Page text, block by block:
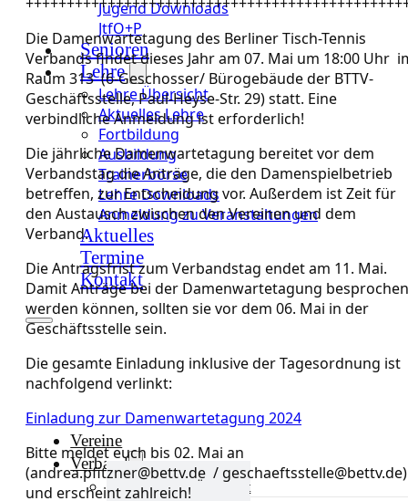
Jugend Downloads
JtfO+P
Senioren
Lehre
Lehre Übersicht
Aktuelles Lehre
Fortbildung
Ausbildung
Trainerbörse
Lehre Downloads
Anmeldung zu Veranstaltungen
Aktuelles
Termine
Kontakt
Vereine
Verband
Verband Übersicht
Die Damenwartetagung des Berliner Tisch-Tennis
Verbands findet dieses Jahr am 07. Mai um 18:00 Uhr
Raum 313 (6-Geschosser/ Bürogebäude der BTTV-
Geschäftsstelle, Paul-Heyse-Str. 29) statt. Eine
verbindliche Anmeldung ist erforderlich!
Die jährliche Damenwartetagung bereitet vor dem
Verbandstag die Anträge, die den Damenspielbetrieb
betreffen, zur Entscheidung vor. Außerdem ist Zeit für
den Austausch zwischen den Vereinen und dem
Verband.
Die Antragsfrist zum Verbandstag endet am 11. Mai.
Damit Anträge bei der Damenwartetagung besprochen
werden können, sollten sie vor dem 06. Mai in der
Geschäftsstelle sein.
Die gesamte Einladung inklusive der Tagesordnung ist
nachfolgend verlinkt:
Einladung zur Damenwartetagung 2024
Bitte meldet euch bis 02. Mai an
(andrea.pfitzner@bettv.de / geschaeftsstelle@bettv.de)
und erscheint zahlreich!